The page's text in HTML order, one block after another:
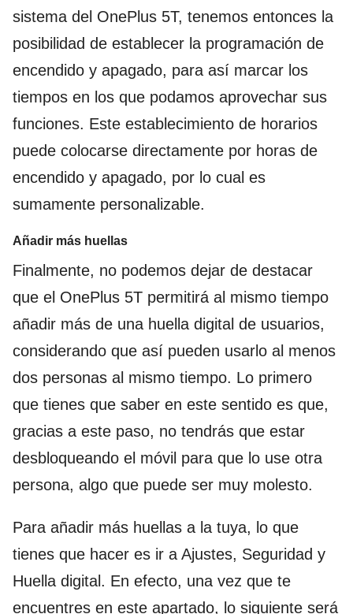
sistema del OnePlus 5T, tenemos entonces la
posibilidad de establecer la programación de
encendido y apagado, para así marcar los
tiempos en los que podamos aprovechar sus
funciones. Este establecimiento de horarios
puede colocarse directamente por horas de
encendido y apagado, por lo cual es
sumamente personalizable.
Añadir más huellas
Finalmente, no podemos dejar de destacar
que el OnePlus 5T permitirá al mismo tiempo
añadir más de una huella digital de usuarios,
considerando que así pueden usarlo al menos
dos personas al mismo tiempo. Lo primero
que tienes que saber en este sentido es que,
gracias a este paso, no tendrás que estar
desbloqueando el móvil para que lo use otra
persona, algo que puede ser muy molesto.
Para añadir más huellas a la tuya, lo que
tienes que hacer es ir a Ajustes, Seguridad y
Huella digital. En efecto, una vez que te
encuentres en este apartado, lo siguiente será